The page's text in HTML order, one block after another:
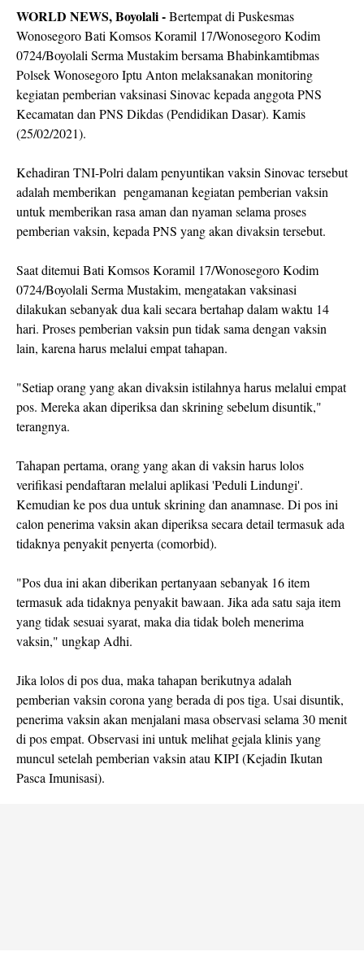
WORLD NEWS, Boyolali -Bertempat di Puskesmas
Wonosegoro Bati Komsos Koramil 17/Wonosegoro Kodim
0724/Boyolali Serma Mustakim bersama Bhabinkamtibmas
Polsek Wonosegoro Iptu Anton melaksanakan monitoring
kegiatan pemberian vaksinasi Sinovac kepada anggota PNS
Kecamatan dan PNS Dikdas (Pendidikan Dasar). Kamis
(25/02/2021).
Kehadiran TNI-Polri dalam penyuntikan vaksin Sinovac tersebut
adalah memberikan pengamanan kegiatan pemberian vaksin
untuk memberikan rasa aman dan nyaman selama proses
pemberian vaksin, kepada PNS yang akan divaksin tersebut.
Saat ditemui Bati Komsos Koramil 17/Wonosegoro Kodim
0724/Boyolali Serma Mustakim, mengatakan vaksinasi
dilakukan sebanyak dua kali secara bertahap dalam waktu 14
hari. Proses pemberian vaksin pun tidak sama dengan vaksin
lain, karena harus melalui empat tahapan.
"Setiap orang yang akan divaksin istilahnya harus melalui empat
pos. Mereka akan diperiksa dan skrining sebelum disuntik,"
terangnya.
Tahapan pertama, orang yang akan di vaksin harus lolos
verifikasi pendaftaran melalui aplikasi 'Peduli Lindungi'.
Kemudian ke pos dua untuk skrining dan anamnase. Di pos ini
calon penerima vaksin akan diperiksa secara detail termasuk ada
tidaknya penyakit penyerta (comorbid).
"Pos dua ini akan diberikan pertanyaan sebanyak 16 item
termasuk ada tidaknya penyakit bawaan. Jika ada satu saja item
yang tidak sesuai syarat, maka dia tidak boleh menerima
vaksin," ungkap Adhi.
Jika lolos di pos dua, maka tahapan berikutnya adalah
pemberian vaksin corona yang berada di pos tiga. Usai disuntik,
penerima vaksin akan menjalani masa observasi selama 30 menit
di pos empat. Observasi ini untuk melihat gejala klinis yang
muncul setelah pemberian vaksin atau KIPI (Kejadin Ikutan
Pasca Imunisasi).